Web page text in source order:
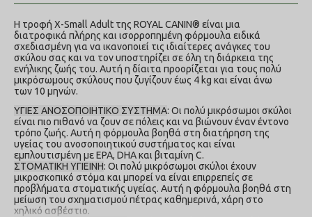
Η τροφή X-Small Adult της ROYAL CANIN® είναι μια
διατροφικά πλήρης και ισορροπημένη φόρμουλα ειδικά
σχεδιασμένη για να ικανοποιεί τις ιδιαίτερες ανάγκες του
σκύλου σας και να τον υποστηρίζει σε όλη τη διάρκεια της
ενήλικης ζωής του. Αυτή η δίαιτα προορίζεται για τους πολύ
μικρόσωμους σκύλους που ζυγίζουν έως 4 kg και είναι άνω
των 10 μηνών.
ΥΓΙΕΣ ΑΝΟΣΟΠΟΙΗΤΙΚΟ ΣΥΣΤΗΜΑ: Οι πολύ μικρόσωμοι σκύλοι
είναι πιο πιθανό να ζουν σε πόλεις και να βιώνουν έναν έντονο
τρόπο ζωής. Αυτή η φόρμουλα βοηθά στη διατήρηση της
υγείας του ανοσοποιητικού συστήματος και είναι
εμπλουτισμένη με EPA, DHA και βιταμίνη C.
ΣΤΟΜΑΤΙΚΗ ΥΓΙΕΙΝΗ: Οι πολύ μικρόσωμοι σκύλοι έχουν
μικροσκοπικό στόμα και μπορεί να είναι επιρρεπείς σε
προβλήματα στοματικής υγείας. Αυτή η φόρμουλα βοηθά στη
μείωση του σχηματισμού πέτρας καθημερινά, χάρη στο
χηλικό ασβέστιο.